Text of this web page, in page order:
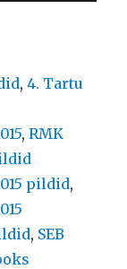
,4. Tartu
,RMK
pildid,
, SEB